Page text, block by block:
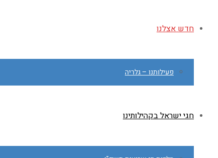
חדש אצלנו
פעילותנו – גלריה
חגי ישראל בקהילותינו